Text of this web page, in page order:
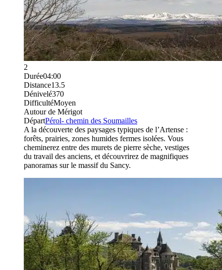
2
Durée04:00
Distance13.5
Dénivelé370
DifficultéMoyen
Autour de Mérigot
DépartPérol- chemin des Soumailles
A la découverte des paysages typiques de l’Artense :
forêts, prairies, zones humides fermes isolées. Vous
cheminerez entre des murets de pierre sèche, vestiges
du travail des anciens, et découvrirez de magnifiques
panoramas sur le massif du Sancy.